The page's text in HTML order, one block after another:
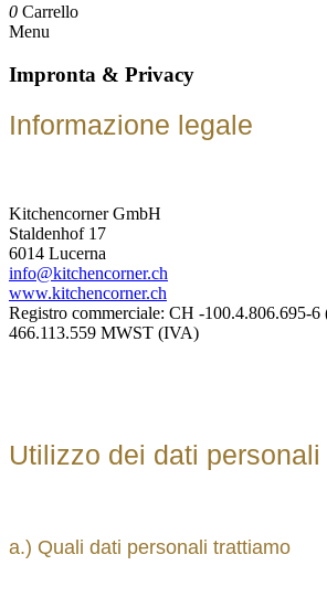
0 Carrello
Menu
Impronta & Privacy
Informazione legale
Kitchencorner GmbH
Staldenhof 17
6014 Lucerna
info@kitchencorner.ch
www.kitchencorner.ch
Registro commerciale: CH -100.4.806.695-6
466.113.559 MWST (IVA)
Utilizzo dei dati personali
a.) Quali dati personali trattiamo